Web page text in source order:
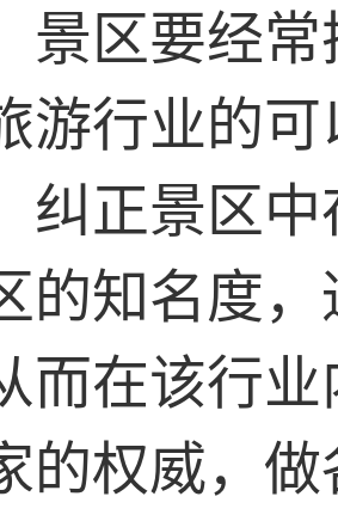
景区要经
游行业的
纠正景区
的知名度
而在该行
的权威，